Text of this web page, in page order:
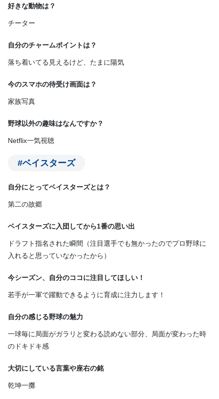
好きな動物は？
チーター
自分のチャームポイントは？
落ち着いてる見えるけど、たまに陽気
今のスマホの待受け画面は？
家族写真
野球以外の趣味はなんですか？
Netflix一気視聴
#ベイスターズ
自分にとってベイスターズとは？
第二の故郷
ベイスターズに入団してから1番の思い出
ドラフト指名された瞬間（注目選手でも無かったのでプロ野球に
入れると思っていなかったから）
今シーズン、自分のココに注目してほしい！
若手が一軍で躍動できるように育成に注力します！
自分の感じる野球の魅力
一球毎に局面がガラリと変わる読めない部分、局面が変わった時
のドキドキ感
大切にしている言葉や座右の銘
乾坤一擲